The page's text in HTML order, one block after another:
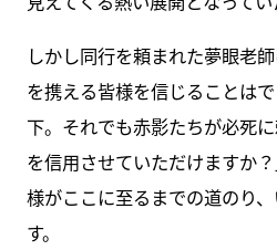
しかし同行を頼まれた夢眼老
を携える皆様を信じることは
下。それでも赤影たちが必死
を信用させていただけますか
様がここに至るまでの道のり
す。